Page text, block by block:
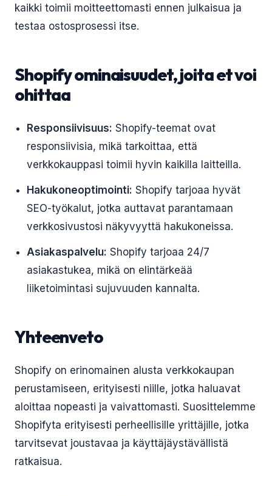
kaikki toimii moitteettomasti ennen julkaisua ja
testaa ostosprosessi itse.
Shopify ominaisuudet, joita et voi
ohittaa
Responsiivisuus: Shopify-teemat ovat
responsiivisia, mikä tarkoittaa, että
verkkokauppasi toimii hyvin kaikilla laitteilla.
Hakukoneoptimointi: Shopify tarjoaa hyvät
SEO-työkalut, jotka auttavat parantamaan
verkkosivustosi näkyvyyttä hakukoneissa.
Asiakaspalvelu: Shopify tarjoaa 24/7
asiakastukea, mikä on elintärkeää
liiketoimintasi sujuvuuden kannalta.
Yhteenveto
Shopify on erinomainen alusta verkkokaupan
perustamiseen, erityisesti niille, jotka haluavat
aloittaa nopeasti ja vaivattomasti. Suosittelemme
Shopifyta erityisesti perheellisille yrittäjille, jotka
tarvitsevat joustavaa ja käyttäjäystävällistä
ratkaisua.